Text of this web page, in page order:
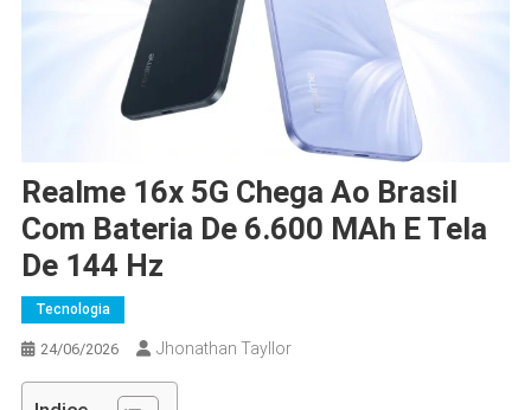
Realme 16x 5G Chega Ao Brasil
Com Bateria De 6.600 MAh E Tela
De 144 Hz
Tecnologia
24/06/2026 Jhonathan Tayllor